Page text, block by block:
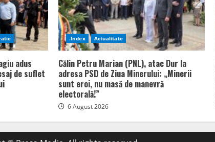
adus
de suflet
.Index Actualitate
Călin Petru Marian (PNL), atac Dur la
adresa PSD de Ziua Minerului: „Minerii
sunt eroi, nu masă de manevră
electorală!”
6 August 2026